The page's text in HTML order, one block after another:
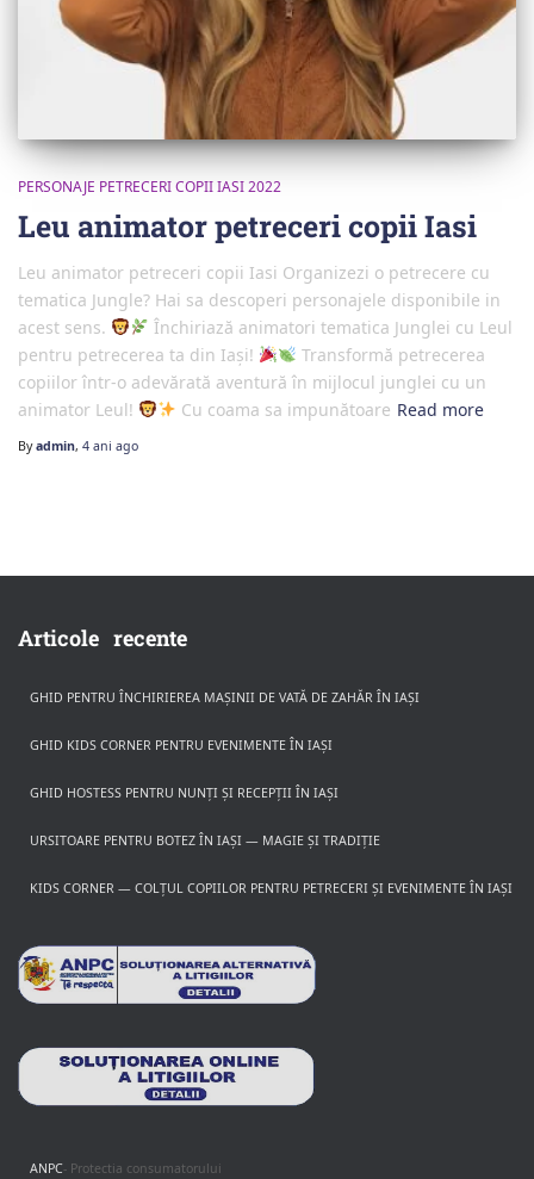
PERSONAJE PETRECERI COPII IASI 2022
Leu animator petreceri copii Iasi
Leu animator petreceri copii Iasi Organizezi o petrecere cu
tematica Jungle? Hai sa descoperi personajele disponibile in
acest sens.
Închiriază animatori tematica Junglei cu Leul
pentru petrecerea ta din Iași!
Transformă petrecerea
copiilor într-o adevărată aventură în mijlocul junglei cu un
animator Leul!
Cu coama sa impunătoare Read more
Byadmin, 4 ani ago
Articole recente
GHID PENTRU ÎNCHIRIEREA MAȘINII DE VATĂ DE ZAHĂR ÎN IAȘI
GHID KIDS CORNER PENTRU EVENIMENTE ÎN IAȘI
GHID HOSTESS PENTRU NUNȚI ȘI RECEPȚII ÎN IAȘI
URSITOARE PENTRU BOTEZ ÎN IAȘI — MAGIE ȘI TRADIȚIE
KIDS CORNER — COLȚUL COPIILOR PENTRU PETRECERI ȘI EVENIMENTE ÎN IAȘI
ANPC- Protectia consumatorului